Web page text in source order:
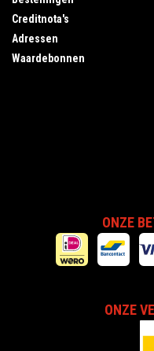
Creditnota's
Adressen
Waardebonnen
ONZE
ONZE